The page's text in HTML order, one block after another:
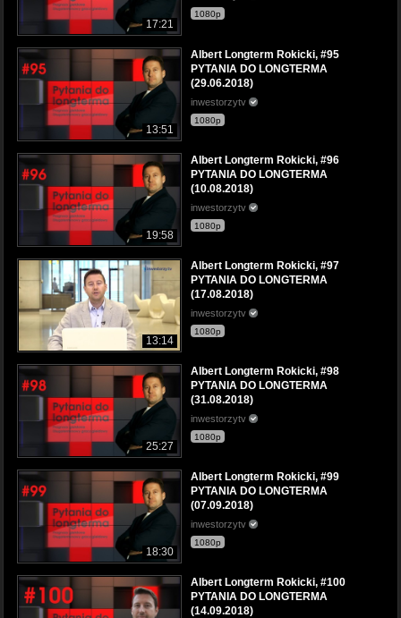
17:21
1080p
13:51
Albert Longterm Rokicki, #95
PYTANIA DO LONGTERMA
(29.06.2018)
inwestorzytv
1080p
19:58
Albert Longterm Rokicki, #96
PYTANIA DO LONGTERMA
(10.08.2018)
inwestorzytv
1080p
13:14
Albert Longterm Rokicki, #97
PYTANIA DO LONGTERMA
(17.08.2018)
inwestorzytv
1080p
25:27
Albert Longterm Rokicki, #98
PYTANIA DO LONGTERMA
(31.08.2018)
inwestorzytv
1080p
18:30
Albert Longterm Rokicki, #99
PYTANIA DO LONGTERMA
(07.09.2018)
inwestorzytv
1080p
Albert Longterm Rokicki, #100
PYTANIA DO LONGTERMA
(14.09.2018)